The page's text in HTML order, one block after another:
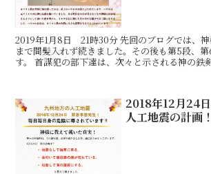
2019年1月8日 21時30分 先回のブログでは、
まで間髪入れず続きました。その後も第5段、
す。 首謀犯の部下達は、次々と示される神の鉄
2018年12月24
人工地震の計画